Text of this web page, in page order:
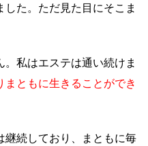
た。ただ見た目にそこま
私はエステは通い続けま
ともに生きることができ
継続しており、まともに毎